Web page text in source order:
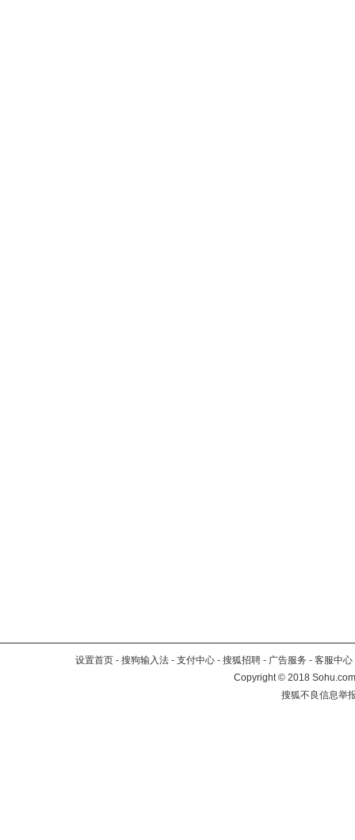
设置首页 - 搜狗输入法 - 支付中心 - 搜狐招聘 - 广告服务 - 客服中心
Copyright©2018
搜狐不良信息举